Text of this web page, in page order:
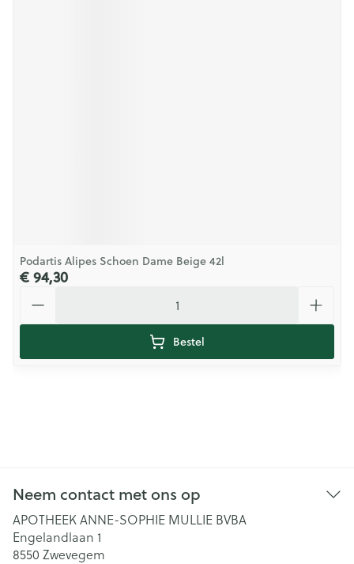
Podartis Alipes Schoen Dame Beige 42l
€ 94,30
Bestel
Neem contact met ons op
APOTHEEK ANNE-SOPHIE MULLIE BVBA
Engelandlaan 1
8550 Zwevegem